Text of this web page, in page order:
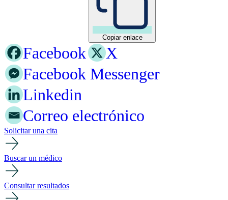
Copiar enlace
Facebook
X
Facebook Messenger
Linkedin
Correo electrónico
Solicitar una cita
Buscar un médico
Consultar resultados